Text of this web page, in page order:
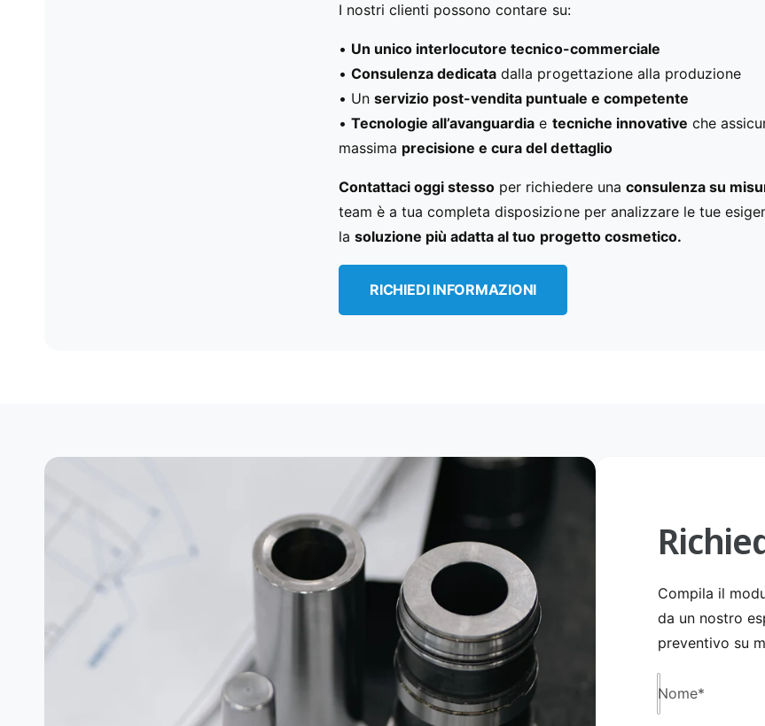
I nostri clienti possono contare su:
• Un unico interlocutore tecnico-commerciale
•Consulenza dedicata dalla progettazione alla produzione
• Unservizio post-vendita puntuale e competente
•Tecnologie all’avanguardia e tecniche innovative che
massima precisione e cura del dettaglio
Contattaci oggi stesso per richiedere una consulenza su
team è a tua completa disposizione per analizzare le tue
lasoluzione più adatta al tuo progetto cosmetico.
RICHIEDI INFORMAZIONI
Compila il
da un nostro
preventivo su
Nome*